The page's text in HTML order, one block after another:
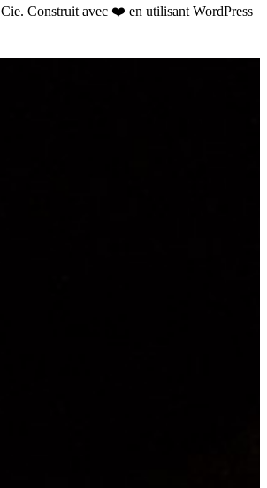
Construit avec ❤️ en utilisant WordPress